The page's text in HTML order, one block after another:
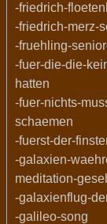
-friedrich-
-friedrich-merz-
-fruehling-
-fuer-die-die-
hatten
-fuer-nichts-
schaemen
-fuerst-der-
-galaxien-
meditation-
-galaxienflug-
-galileo-song